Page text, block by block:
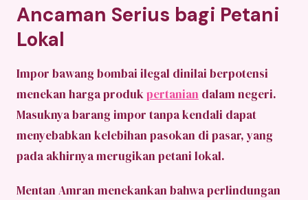
Ancaman Serius bagi Petani
Lokal
Impor bawang bombai ilegal dinilai berpotensi
menekan harga produkpertanian dalam negeri.
Masuknya barang impor tanpa kendali dapat
menyebabkan kelebihan pasokan di pasar, yang
pada akhirnya merugikan petani lokal.
Mentan Amran menekankan bahwa perlindungan